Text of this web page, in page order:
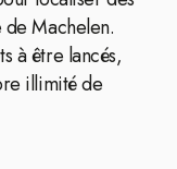
Machelen.
à être lancés,
illimité de